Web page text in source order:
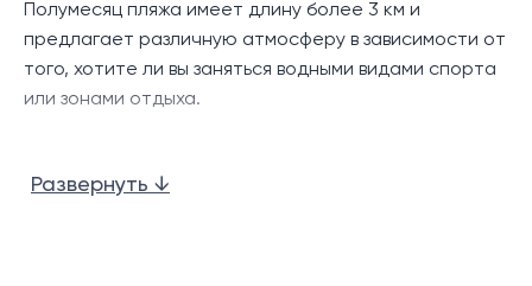
Полумесяц пляжа имеет длину более 3 км и
предлагает различную атмосферу в зависимости от
того, хотите ли вы заняться водными видами спорта
или зонами отдыха.
в основном сосредоточена на Бангла-роуд и всех
Развернуть ↓